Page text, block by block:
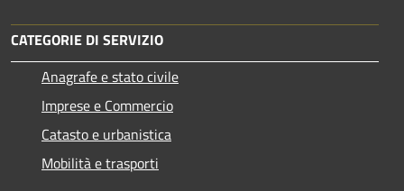
CATEGORIE DI SERVIZIO
Anagrafe e stato civile
Imprese e Commercio
Catasto e urbanistica
Mobilità e trasporti